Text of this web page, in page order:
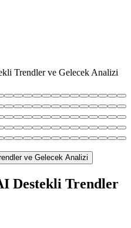
Trendler ve Gelecek Analizi
Destekli Trendler